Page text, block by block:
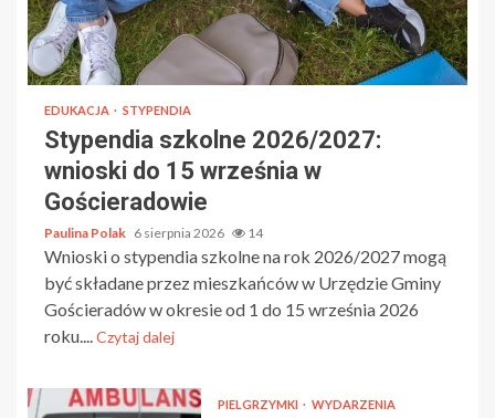
EDUKACJA STYPENDIA
Stypendia szkolne 2026/2027:
wnioski do 15 września w
Gościeradowie
Paulina Polak 6 sierpnia 2026 14
Wnioski o stypendia szkolne na rok 2026/2027 mogą
być składane przez mieszkańców w Urzędzie Gminy
Gościeradów w okresie od 1 do 15 września 2026
roku....Czytaj dalej
PIELGRZYMKI WYDARZENIA